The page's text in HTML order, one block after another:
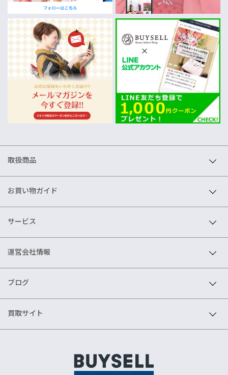
取扱商品
お買い物ガイド
サービス
運営会社情報
ブログ
買取サイト